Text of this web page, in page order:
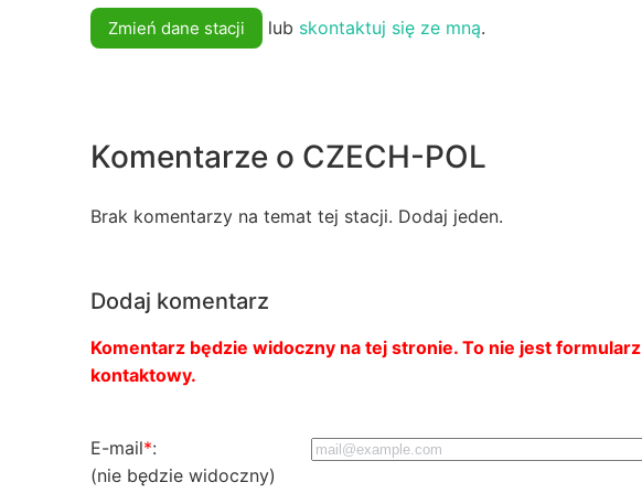
Zmień dane stacji lub skontaktuj się ze mną.
Komentarze o CZECH-POL
Brak komentarzy na temat tej stacji. Dodaj jeden.
Dodaj komentarz
Komentarz będzie widoczny na tej stronie. To nie jest formularz
kontaktowy.
E-mail*:
(nie będzie widoczny)